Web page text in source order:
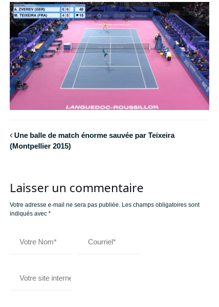
Une balle de match énorme sauvée par Teixeira
(Montpellier 2015)
Laisser un commentaire
Votre adresse e-mail ne sera pas publiée. Les champs obligatoires sont
indiqués avec *